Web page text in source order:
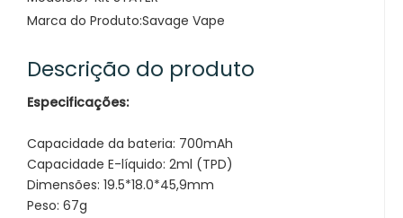
Marca do Produto:Savage Vape
Descrição do produto
Especificações:
Capacidade da bateria: 700mAh
Capacidade E-líquido: 2ml (TPD)
Dimensões: 19.5*18.0*45,9mm
Peso: 67g